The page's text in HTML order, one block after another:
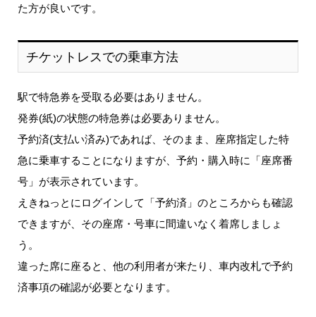
た方が良いです。
チケットレスでの乗車方法
駅で特急券を受取る必要はありません。
発券(紙)の状態の特急券は必要ありません。
予約済(支払い済み)であれば、そのまま、座席指定した特
急に乗車することになりますが、予約・購入時に「座席番
号」が表示されています。
えきねっとにログインして「予約済」のところからも確認
できますが、その座席・号車に間違いなく着席しましょ
う。
違った席に座ると、他の利用者が来たり、車内改札で予約
済事項の確認が必要となります。